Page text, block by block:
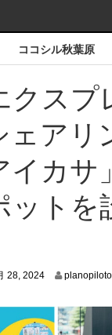
ココシル秋葉原
クスプ
ェアリ
イカサ
ットを
28, 20243
,
planopiloto